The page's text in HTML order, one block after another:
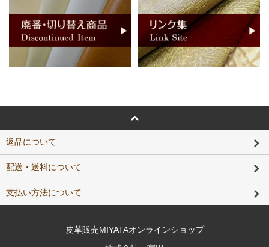
返品について
配送・送料について
支払い方法について
皮革販売MIYATAオンラインショップ